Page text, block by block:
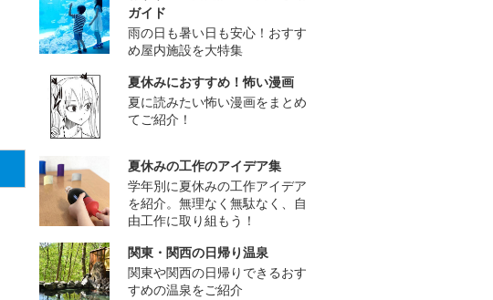
ガイド
雨の日も暑い日も安心！おすす
め屋内施設を大特集
夏休みにおすすめ！怖い漫画
夏に読みたい怖い漫画をまとめ
てご紹介！
夏休みの工作のアイデア集
学年別に夏休みの工作アイデア
を紹介。無理なく無駄なく、自
由工作に取り組もう！
関東・関西の日帰り温泉
関東や関西の日帰りできるおす
すめの温泉をご紹介